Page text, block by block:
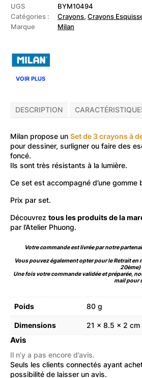
3
crayons
à
dessin
UGS
BYM10494
Catégories :
Crayons, Crayons
Marque
Milan
VOIR PLUS
DESCRIPTION
Milan propose un Set de 3 crayons à
pour dessiner, surligner ou faire des
foncé.
Ils sont très résistants à la lumière.
Ce set est accompagné d’une gomme
Prix par set.
Découvrez tous les produits de la
par l’Atelier Phuong.
Votre commande est livrée par notre
Vous pouvez également opter pour le Retrait en
20ème)
Une fois votre commande validée et préparée,
mail pour
Poids 80 g
Dimensions 21 × 8.5 × 2 cm
Avis
Il n’y a pas encore d’avis.
Seuls les clients connectés ayant
possibilité de laisser un avis.